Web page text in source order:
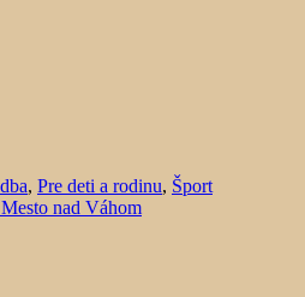
, Pre deti a rodinu, Šport
nad Váhom